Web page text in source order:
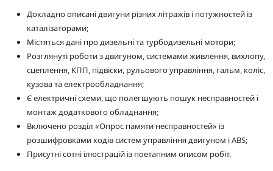
Докладно описані двигуни різних літражів і потужностей із
каталізаторами;
Містяться дані про дизельні та турбодизельні мотори;
Розглянуті роботи з двигуном, системами живлення, вихлопу,
сцеплення, КПП, підвіски, рульового управління, гальм, коліс,
кузова та електрообладнання;
Є електричні схеми, що полегшують пошук несправностей і
монтаж додаткового обладнання;
Включено розділ «Опрос памяти несправностей» із
розшифровками кодів систем управління двигуном і ABS;
Присутні сотні ілюстрацій із поетапним описом робіт.